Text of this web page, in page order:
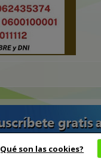
son las cookies?